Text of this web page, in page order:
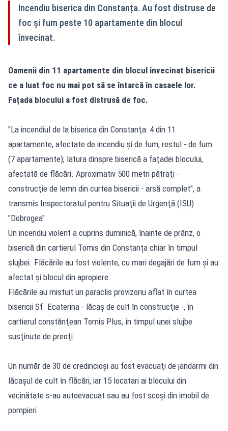
Incendiu biserica din Constanța. Au fost distruse de
foc și fum peste 10 apartamente din blocul
învecinat.
Oamenii din 11 apartamente din blocul învecinat bisericii
ce a luat foc nu mai pot să se întarcă în casaele lor.
Fațada blocului a fost distrusă de foc.
"La incendiul de la biserica din Constanţa: 4 din 11
apartamente, afectate de incendiu şi de fum, restul - de fum
(7 apartamente); latura dinspre biserică a faţadei blocului,
afectată de flăcări. Aproximativ 500 metri pătraţi -
construcţie de lemn din curtea bisericii - arsă complet", a
transmis Inspectoratul pentru Situaţii de Urgenţă (ISU)
"Dobrogea".
Un incendiu violent a cuprins duminică, înainte de prânz, o
biserică din cartierul Tomis din Constanța chiar în timpul
slujbei. Flăcările au fost violente, cu mari degajări de fum şi au
afectat şi blocul din apropiere.
Flăcările au mistuit un paraclis provizoriu aflat în curtea
bisericii Sf. Ecaterina - lăcaş de cult în construcţie -, în
cartierul constănţean Tomis Plus, în timpul unei slujbe
susţinute de preoţi.
Un număr de 30 de credincioşi au fost evacuaţi de jandarmi din
lăcaşul de cult în flăcări, iar 15 locatari ai blocului din
vecinătate s-au autoevacuat sau au fost scoşi din imobil de
pompieri.